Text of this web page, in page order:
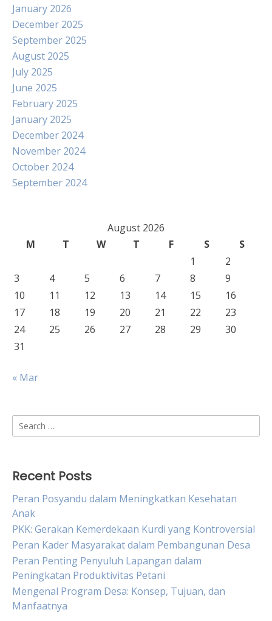
January 2026
December 2025
September 2025
August 2025
July 2025
June 2025
February 2025
January 2025
December 2024
November 2024
October 2024
September 2024
August 2026
M
T W T F S
S
1
2
3
4 5 6 7 8
9
10
11 12 13 14 15
16
17
18 19 20 21 22
23
24
25 26 27 28 29
30
31
« Mar
Search
for:
Recent Posts
Peran Posyandu dalam Meningkatkan Kesehatan
Anak
PKK: Gerakan Kemerdekaan Kurdi yang Kontroversial
Peran Kader Masyarakat dalam Pembangunan Desa
Peran Penting Penyuluh Lapangan dalam
Peningkatan Produktivitas Petani
Mengenal Program Desa: Konsep, Tujuan, dan
Manfaatnya